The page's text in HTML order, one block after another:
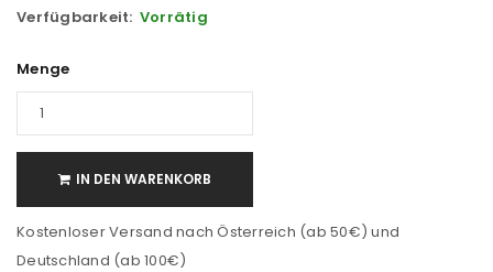
Verfügbarkeit: Vorrätig
Menge
IN DEN WARENKORB
Kostenloser Versand nach Österreich (ab 50€) und
Deutschland (ab 100€)